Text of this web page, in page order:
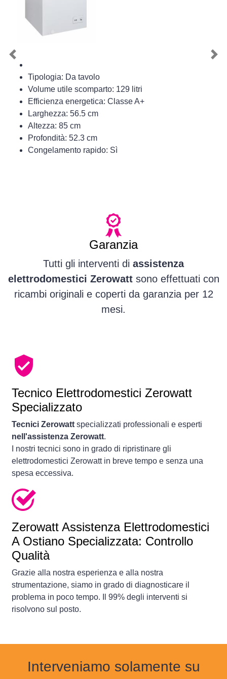
Tipologia: Da tavolo
Volume utile scomparto: 129 litri
Efficienza energetica: Classe A+
Larghezza: 56.5 cm
Altezza: 85 cm
Profondità: 52.3 cm
Congelamento rapido: Sì
Previous
Garanzia
Tutti gli interventi di assistenza
elettrodomestici Zerowattsono effettuati con
ricambi originali e coperti da garanzia per 12
mesi.
Tecnico Elettrodomestici Zerowatt
Specializzato
Tecnici Zerowatt specializzati professionali e esperti
nell'assistenza Zerowatt.
I nostri tecnici sono in grado di ripristinare gli
elettrodomestici Zerowatt in breve tempo e senza una
spesa eccessiva.
Zerowatt Assistenza Elettrodomestici
A Ostiano Specializzata: Controllo
Qualità
Grazie alla nostra esperienza e alla nostra
strumentazione, siamo in grado di diagnosticare il
problema in poco tempo. Il 99% degli interventi si
risolvono sul posto.
Interveniamo solamente su